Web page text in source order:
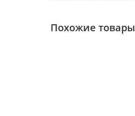
Похожие товары